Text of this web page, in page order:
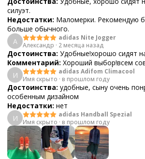
силуэт.
Недостатки: Маломерки. Рекомендую
больше обычного.
А
adidas Nite Jogger
Александр · 2 месяца назад
Достоинства: Удобные!хорошо сидят
Комментарий: Хороший выбор!всем
И
adidas Adifom Climacool
Имя скрыто · в прошлом году
Достоинства: удобные, сыну очень
особенным дизайном
Недостатки: нет
И
adidas Handball Spezial
Имя скрыто · в прошлом году